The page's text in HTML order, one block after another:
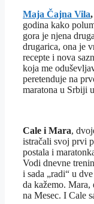
Maja Čajna Vila,
godina kako
gora je njena
drugarica, ona je
recepte i nova
koja me
peretenduje na
maratona u Srbiji
Cale i Mara,
istračali svoj prvi
postala i
Vodi dnevne
i sada „radi“ u
da kažemo. Mara,
na Mesec. I Cale